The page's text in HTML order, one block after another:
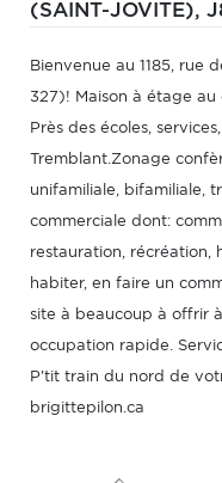
(SAINT-JOVITE),
Bienvenue au 1185, rue
327)! Maison à étage
Près des écoles,
Tremblant.Zonage
unifamiliale, bifamiliale,
commerciale dont:
restauration, récréation,
habiter, en faire un
site à beaucoup à offrir
occupation rapide.
P'tit train du nord de
brigittepilon.ca